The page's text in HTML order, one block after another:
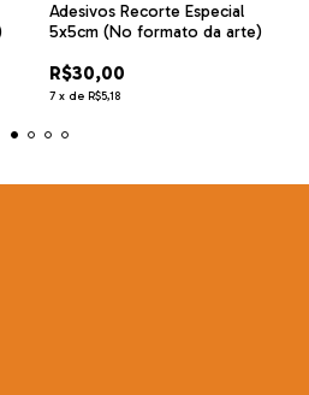
Adesivos Recorte Especial
5x5cm (No formato da arte)
R$30,00
7 x de R$5,18